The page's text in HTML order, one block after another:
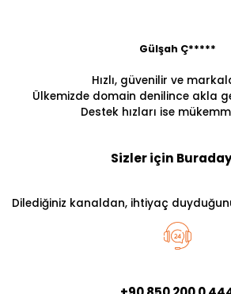
Gülşah Ç*****
Hızlı, güvenilir ve
Ülkemizde domain denilince akla
Destek hızları ise
Sizler için
Dilediğiniz kanaldan, ihtiyaç